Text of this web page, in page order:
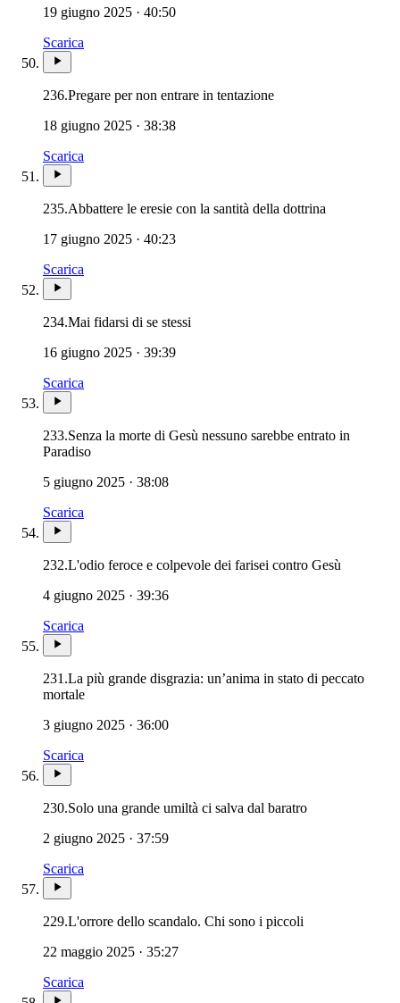
19 giugno 2025 · 40:50
Scarica
236.Pregare per non entrare in tentazione
18 giugno 2025 · 38:38
Scarica
235.Abbattere le eresie con la santità della dottrina
17 giugno 2025 · 40:23
Scarica
234.Mai fidarsi di se stessi
16 giugno 2025 · 39:39
Scarica
233.Senza la morte di Gesù nessuno sarebbe entrato in
ParadisoNovissimi · Giudizio · Inferno · Purgatorio
5 giugno 2025 · 38:08
Scarica
232.L'odio feroce e colpevole dei farisei contro Gesù
4 giugno 2025 · 39:36
Scarica
231.La più grande disgrazia: un’anima in stato di peccato
mortale
3 giugno 2025 · 36:00
Scarica
230.Solo una grande umiltà ci salva dal baratro
2 giugno 2025 · 37:59
Scarica
229.L'orrore dello scandalo. Chi sono i piccoli
22 maggio 2025 · 35:27
Scarica